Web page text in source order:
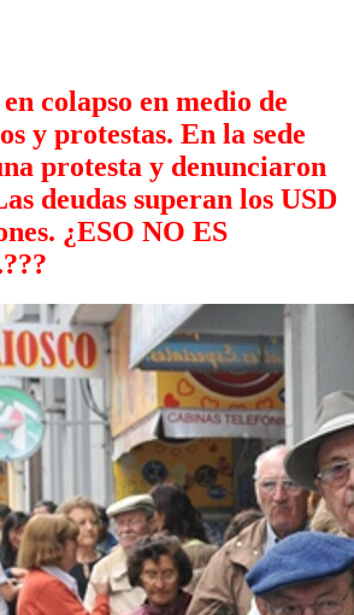
colapso en medio de
y protestas. En la sede
protesta y denunciaron
deudas superan los USD
¿ESO NO ES